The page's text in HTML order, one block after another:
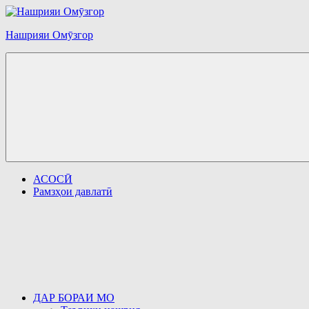
Перейти
содержимому
Нашрияи Омӯзгор
АСОСӢ
Рамзҳои давлатӣ
ДАР БОРАИ МО